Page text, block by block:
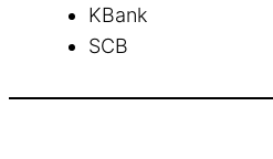
KBank
SCB